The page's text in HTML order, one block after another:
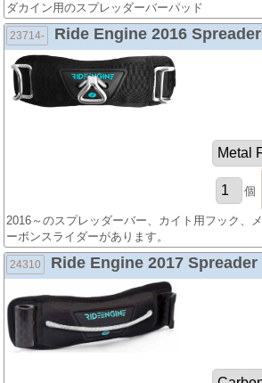
ダカイン用のスプレッダーバーパッド
23714- Ride Engine 2016
個
2016～のスプレッダーバー、カイト用フック、
ーボンスライダーがあります。
24310 Ride Engine 2017